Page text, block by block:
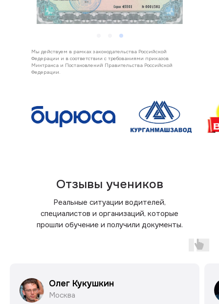
Мы действуем в рамках законодательства Российской
Федерации и в соответствии с требованиями приказов
Минтранса и Постановлений Правительства Российской
Федерации.
Реальные ситуации водителей,
специалистов и организаций, которые
прошли обучение и получили документы.
Отзывы учеников
Олег Кукушкин
Москва